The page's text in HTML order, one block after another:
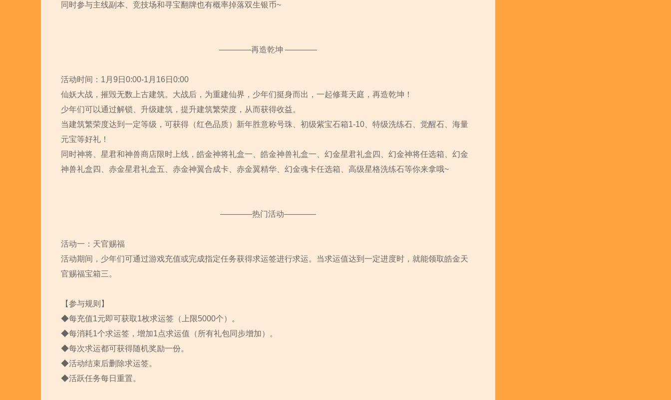
​同时参与主线副本、竞技场和寻宝翻牌也有概率掉落双生银币~
————再造乾坤 ————
活动时间：1月9日0:00-1月16日0:00
仙妖大战，摧毁无数上古建筑。大战后，为重建仙界，少年们挺身而出，一起修葺天庭，再造乾坤！
少年们可以通过解锁、升级建筑，提升建筑繁荣度，从而获得收益。
当建筑繁荣度达到一定等级，可获得（红色品质）新年胜意称号珠、初级紫宝石箱1-10、特级洗练石、觉醒石、海量
元宝等好礼！
同时神将、星君和神兽商店限时上线，皓金神将礼盒一、皓金神兽礼盒一、幻金星君礼盒四、幻金神将任选箱、幻金
神兽礼盒四、赤金星君礼盒五、赤金神翼合成卡、赤金翼精华、幻金魂卡任选箱、高级星格洗练石等你来拿哦~
————热门活动————
活动一：天官赐福
活动期间，少年们可通过游戏充值或完成指定任务获得求运签进行求运。当求运值达到一定进度时，就能领取皓金天
官赐福宝箱三。
【参与规则】
◆每充值1元即可获取1枚求运签（上限5000个）。
◆每消耗1个求运签，增加1点求运值（所有礼包同步增加）。
◆每次求运都可获得随机奖励一份。
◆活动结束后删除求运签。
◆活跃任务每日重置。